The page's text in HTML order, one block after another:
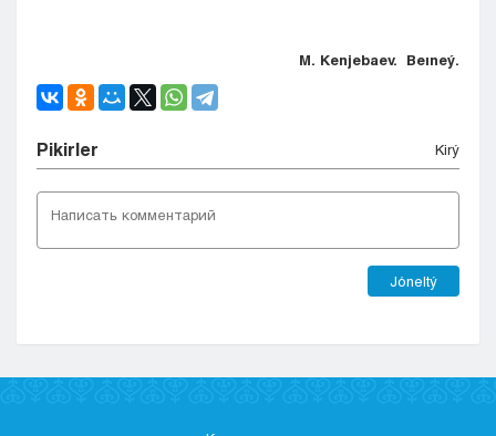
M. Kenjebaev. Beıneý.
Pіkіrler Kіrý
Jóneltý